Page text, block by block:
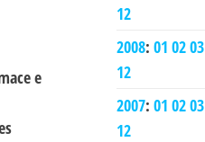
e
12
2008: 01 0203
12
2007: 01 0203
12